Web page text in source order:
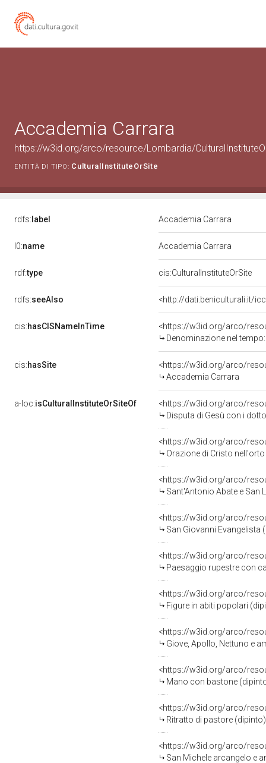
Accademia Carrara
https://w3id.org/arco/resource/Lombardia/
ENTITÀ DI TIPO: CulturalInstituteOrSite
rdfs: label Accademia Carrara
l0:name Accademia Carrara
rdf:type cis:CulturalInstituteOrSite
rdfs:seeAlso <http://dati.beniculturali.it/
cis:hasCISNameInTime
<https://w3id.org/arco/
Denominazione nel
cis:hasSite
<https://w3id.org/arco/
Accademia Carrara
a-loc:isCulturalInstituteOrSiteOf
<https://w3id.org/arco/
Disputa di Gesù con i
<https://w3id.org/arco/
Orazione di Cristo
<https://w3id.org/arco/
Sant'Antonio Abate e San
<https://w3id.org/arco/
San Giovanni Evangelista
<https://w3id.org/arco/
Paesaggio rupestre con
<https://w3id.org/arco/
Figure in abiti popolari
<https://w3id.org/arco/
Giove, Apollo, Nettuno e
<https://w3id.org/arco/
Mano con bastone
<https://w3id.org/arco/
Ritratto di pastore
<https://w3id.org/arco/
San Michele arcangelo e